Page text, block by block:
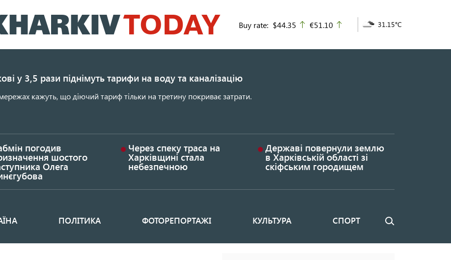
до
основного
Buy rate: $44.35 up
€51.10 31.15°C
у 3,5 рази піднімуть тарифи на воду та каналізацію
кажуть, що діючий тариф тільки на третину покриває затрати.
погодив
шостого
Олега
Через спеку траса на
Харківщині стала
небезпечною
Державі повернули землю
в Харківській області зі
скіфським городищем
ПОЛІТИКА ФОТОРЕПОРТАЖІ КУЛЬТУРА СПОРТ Пошук